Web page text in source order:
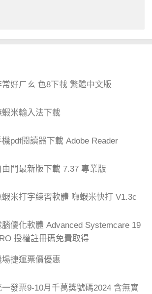
常好ㄏㄠ 色8下載 繁體中文版
蝦米輸入法下載
機pdf閱讀器下載 Adobe Reader
由門最新版下載 7.37 專業版
蝦米打字練習軟體 嘸蝦米快打 V1.3c
腦優化軟體 Advanced Systemcare 19
授權註冊碼免費取得
場捷運票價優惠
一發票9-10月千萬獎號碼2024 含無實